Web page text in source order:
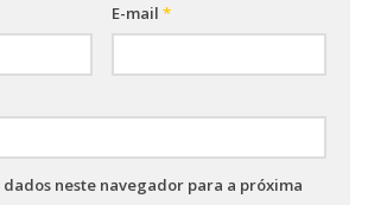
E-mail *
dados neste navegador para a próxima